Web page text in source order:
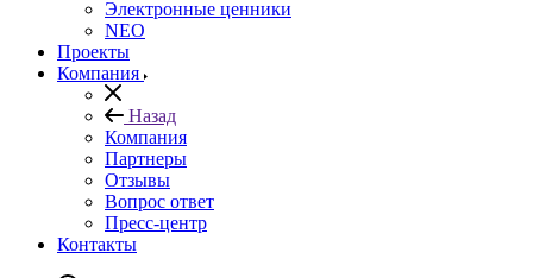
Электронные ценники
NEO
Проекты
Компания
Назад
Компания
Партнеры
Отзывы
Вопрос ответ
Пресс-центр
Контакты